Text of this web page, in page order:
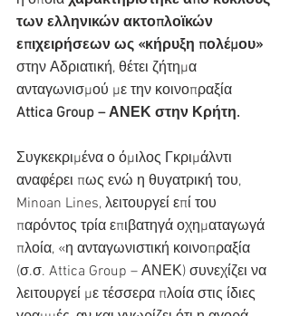
των ελληνικών ακτοπλοϊκών
επιχειρήσεων ως «κήρυξη πολέμου»
στην Αδριατική, θέτει ζήτημα
ανταγωνισμού με την κοινοπραξία
Attica Group – ΑΝΕΚ στην Κρήτη.
Συγκεκριμένα ο όμιλος Γκριμάλντι
αναφέρει πως ενώ η θυγατρική του,
Minoan Lines, λειτουργεί επί του
παρόντος τρία επιβατηγά οχηματαγωγά
πλοία, «η ανταγωνιστική κοινοπραξία
(σ.σ. Attica Group – ΑΝΕΚ) συνεχίζει να
λειτουργεί με τέσσερα πλοία στις ίδιες